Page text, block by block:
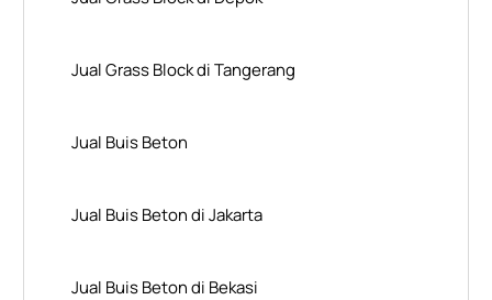
Jual Grass Block di Tangerang
Jual Buis Beton
Jual Buis Beton di Jakarta
Jual Buis Beton di Bekasi